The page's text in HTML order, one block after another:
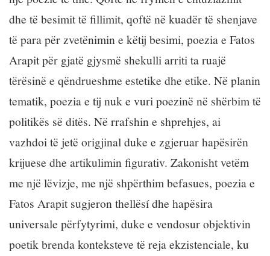
dhe të besimit të fillimit, qoftë në kuadër të shenjave
të para për zvetënimin e këtij besimi, poezia e Fatos
Arapit për gjatë gjysmë shekulli arriti ta ruajë
tërësinë e qëndrueshme estetike dhe etike. Në planin
tematik, poezia e tij nuk e vuri poezinë në shërbim të
politikës së ditës. Në rrafshin e shprehjes, ai
vazhdoi të jetë origjinal duke e zgjeruar hapësirën
krijuese dhe artikulimin figurativ. Zakonisht vetëm
me një lëvizje, me një shpërthim befasues, poezia e
Fatos Arapit sugjeron thellësí dhe hapësira
universale përfytyrimi, duke e vendosur objektivin
poetik brenda konteksteve të reja ekzistenciale, ku